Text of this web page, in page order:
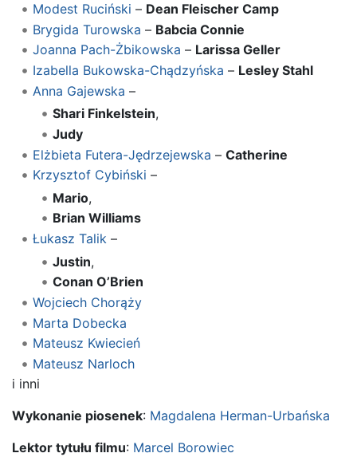
Modest Ruciński – Dean Fleischer Camp
Brygida Turowska – Babcia Connie
Joanna Pach-Żbikowska – Larissa Geller
Izabella Bukowska-Chądzyńska – Lesley Stahl
Anna Gajewska –
Shari Finkelstein,
Judy
Elżbieta Futera-Jędrzejewska – Catherine
Krzysztof Cybiński –
Mario,
Brian Williams
Łukasz Talik–
Justin,
Conan O’Brien
Wojciech Chorąży
Marta Dobecka
Mateusz Kwiecień
Mateusz Narloch
i inni
Wykonanie piosenek: Magdalena Herman-Urbańska
Lektor tytułu filmu: Marcel Borowiec